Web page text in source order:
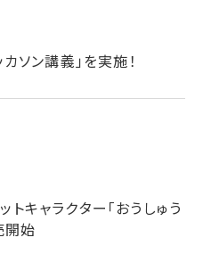
ソン講義」を実施！
キャラクター「おうしゅう
開始